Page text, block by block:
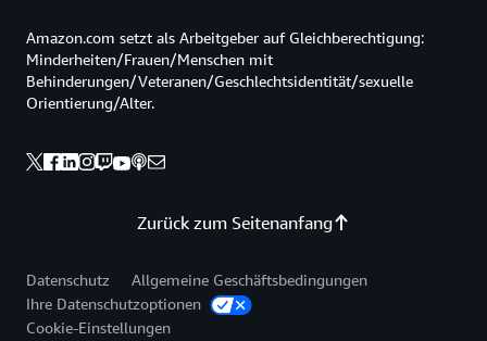
Zurück zum Seitenanfang
Amazon.com setzt als Arbeitgeber auf Gleichberechtigung:
Minderheiten/Frauen/Menschen mit
Behinderungen/Veteranen/Geschlechtsidentität/sexuelle
Orientierung/Alter.
Datenschutz
Allgemeine Geschäftsbedingungen
Ihre Datenschutzoptionen
Cookie-Einstellungen